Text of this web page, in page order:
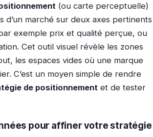
(ou carte perceptuelle)
d’un marché sur deux axes pertinents
exemple prix et qualité perçue, ou
Cet outil visuel révèle les zones
les espaces vides où une marque
C’est un moyen simple de rendre
de positionnement et de tester
pour affiner votre stratégie